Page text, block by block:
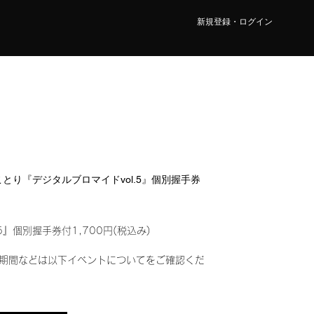
新規登録・ログイン
とり『デジタルブロマイドvol.5』個別握手券
』個別握手券付1,700円(税込み)
間などは以下イベントについてをご確認くだ